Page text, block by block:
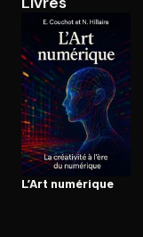
Ouvre l'app
L’Art numérique